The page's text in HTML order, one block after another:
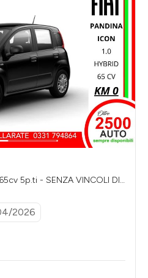
5p.ti - SENZA VINCOLI DI
2026